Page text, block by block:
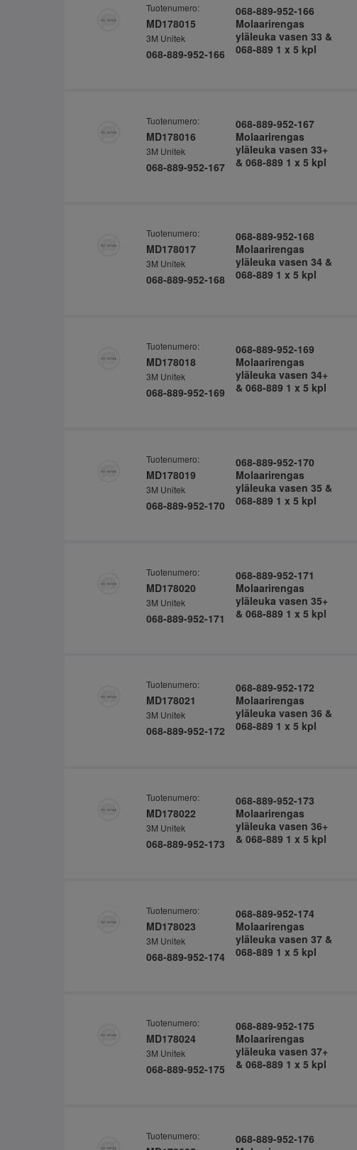
Tuotenumero:
MD178015
3M Unitek
068-889-952-166
068-889-952-166
Molaarirengas
yläleuka vasen 33 &
068-889 1 x 5 kpl
Tuotenumero:
MD178016
3M Unitek
068-889-952-167
068-889-952-167
Molaarirengas
yläleuka vasen 33+
& 068-889 1 x 5 kpl
Tuotenumero:
MD178017
3M Unitek
068-889-952-168
068-889-952-168
Molaarirengas
yläleuka vasen 34 &
068-889 1 x 5 kpl
Tuotenumero:
MD178018
3M Unitek
068-889-952-169
068-889-952-169
Molaarirengas
yläleuka vasen 34+
& 068-889 1 x 5 kpl
Tuotenumero:
MD178019
3M Unitek
068-889-952-170
068-889-952-170
Molaarirengas
yläleuka vasen 35 &
068-889 1 x 5 kpl
Tuotenumero:
MD178020
3M Unitek
068-889-952-171
068-889-952-171
Molaarirengas
yläleuka vasen 35+
& 068-889 1 x 5 kpl
Tuotenumero:
MD178021
3M Unitek
068-889-952-172
068-889-952-172
Molaarirengas
yläleuka vasen 36 &
068-889 1 x 5 kpl
Tuotenumero:
MD178022
3M Unitek
068-889-952-173
068-889-952-173
Molaarirengas
yläleuka vasen 36+
& 068-889 1 x 5 kpl
Tuotenumero:
MD178023
3M Unitek
068-889-952-174
068-889-952-174
Molaarirengas
yläleuka vasen 37 &
068-889 1 x 5 kpl
Tuotenumero:
MD178024
3M Unitek
068-889-952-175
068-889-952-175
Molaarirengas
yläleuka vasen 37+
& 068-889 1 x 5 kpl
Tuotenumero:
068-889-952-176